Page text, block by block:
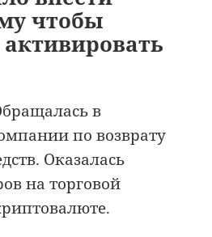
чтобы
в
по возврату
Оказалась
на торговой